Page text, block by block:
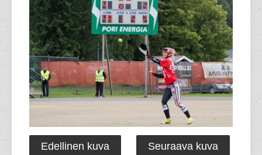
Edellinen kuva Seuraava kuva